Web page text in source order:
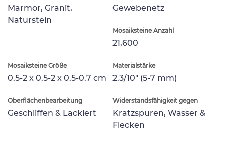
Marmor, Granit,
Naturstein
Gewebenetz
Mosaiksteine Anzahl
21,600
Mosaiksteine Größe
0.5-2 x 0.5-2 x 0.5-0.7 cm
Materialstärke
2.3/10" (5-7 mm)
Oberflächenbearbeitung
Geschliffen & Lackiert
Widerstandsfähigkeit gegen
Kratzspuren, Wasser &
Flecken